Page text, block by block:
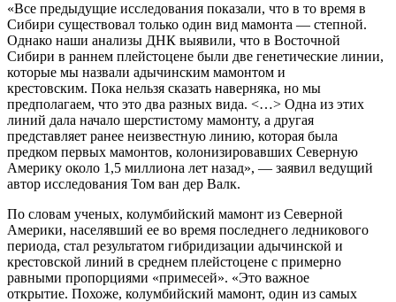
«Все предыдущие исследования показали, что в то время в
Сибири существовал только один вид мамонта — степной.
Однако наши анализы ДНК выявили, что в Восточной
Сибири в раннем плейстоцене были две генетические линии,
которые мы назвали адычинским мамонтом и
крестовским. Пока нельзя сказать наверняка, но мы
предполагаем, что это два разных вида. <…> Одна из этих
линий дала начало шерстистому мамонту, а другая
представляет ранее неизвестную линию, которая была
предком первых мамонтов, колонизировавших Северную
Америку около 1,5 миллиона лет назад», — заявил ведущий
автор исследования Том ван дер Валк.
По словам ученых, колумбийский мамонт из Северной
Америки, населявший ее во время последнего ледникового
периода, стал результатом гибридизации адычинской и
крестовской линий в среднем плейстоцене с примерно
равными пропорциями «примесей». «Это важное
открытие. Похоже, колумбийский мамонт, один из самых